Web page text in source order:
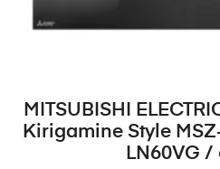
DODAJ U
MITSUBISHI
Kirigamine Style
LN60VG /